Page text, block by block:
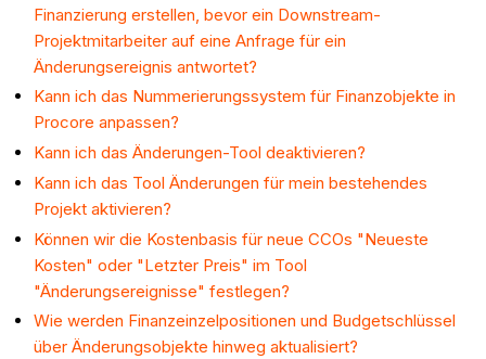
Finanzierung erstellen, bevor ein Downstream-
Projektmitarbeiter auf eine Anfrage für ein
Änderungsereignis antwortet?
Kann ich das Nummerierungssystem für Finanzobjekte in
Procore anpassen?
Kann ich das Änderungen-Tool deaktivieren?
Kann ich das Tool Änderungen für mein bestehendes
Projekt aktivieren?
Können wir die Kostenbasis für neue CCOs "Neueste
Kosten" oder "Letzter Preis" im Tool
"Änderungsereignisse" festlegen?
Wie werden Finanzeinzelpositionen und Budgetschlüssel
über Änderungsobjekte hinweg aktualisiert?